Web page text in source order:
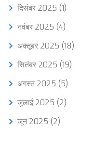
दिसंबर 2025 (1)
नवंबर 2025 (4)
अक्तूबर 2025 (18)
सितंबर 2025 (19)
अगस्त 2025 (5)
जुलाई 2025 (2)
जून 2025 (2)